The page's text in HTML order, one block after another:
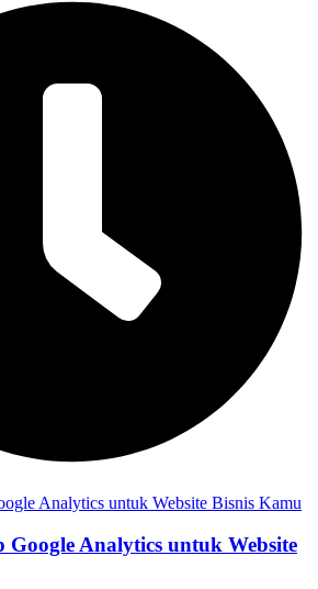
Analytics untuk Website